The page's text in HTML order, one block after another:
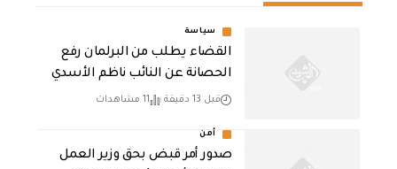
سياسة
القضاء يطلب من البرلمان رفع
الحصانة عن النائب ناظم الأسدي
قبل 13 دقيقة 11 مشاهدات
أمن
صدور أمر قبض بحق وزير العمل